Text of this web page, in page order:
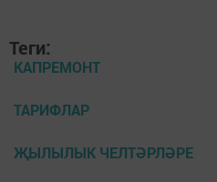
Теги:
КАПРЕМОНТ
ТАРИФЛАР
ҖЫЛЫЛЫК ЧЕЛТӘРЛӘРЕ